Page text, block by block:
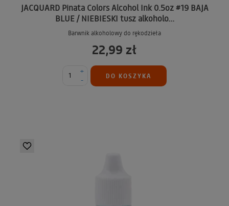
JACQUARD Pinata Colors Alcohol Ink 0.5oz #19 BAJA
BLUE / NIEBIESKI tusz alkoholo...
Barwnik alkoholowy do rękodzieła
22,99 zł
-
+
DO KOSZYKA